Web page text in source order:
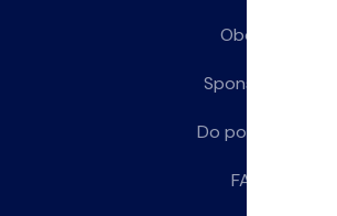
Obozy
Sponsorzy
Do pobrania
FAQ